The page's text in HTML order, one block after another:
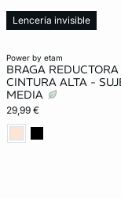
power by etam
BRAGA
CINTURA ALTA -
MEDIA
29,99 €
Lencería invisible